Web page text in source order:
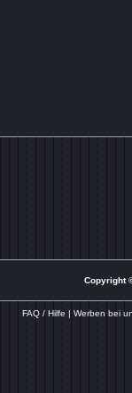
Copyright
FAQ / Hilfe |Werben bei